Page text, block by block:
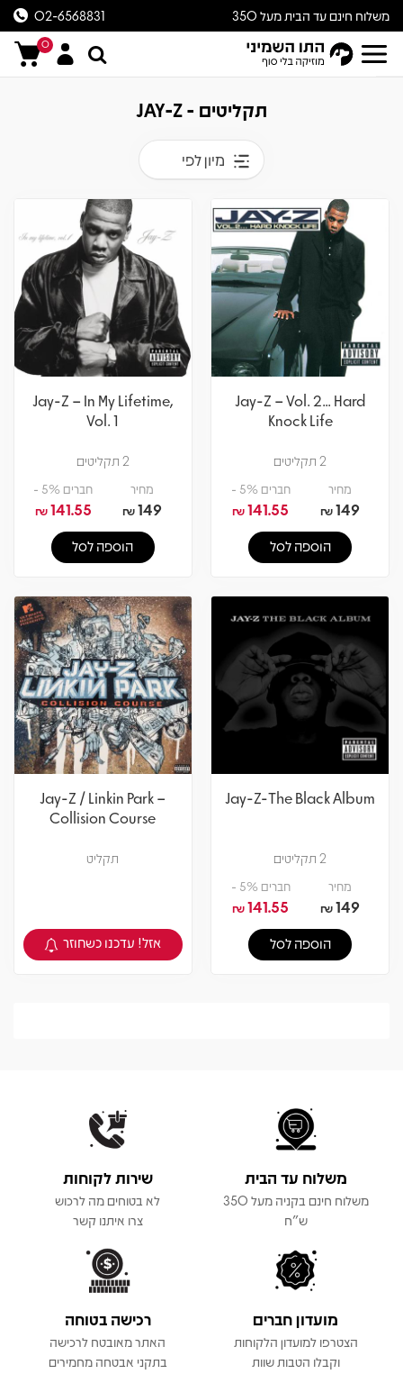
משלוח חינם עד הבית מעל 350
ש״ח
02-6568831
0
תקליטים - JAY-Z
מיון לפי
Jay-Z – Vol. 2... Hard
Knock Life
2 תקליטים
מחיר
149
₪
חברים 5% -
141.55
₪
הוספה לסל
Jay-Z – In My Lifetime,
Vol. 1
2 תקליטים
מחיר
149
₪
חברים 5% -
141.55
₪
הוספה לסל
Jay-Z-The Black Album
2 תקליטים
מחיר
149
₪
חברים 5% -
141.55
₪
הוספה לסל
Jay-Z / Linkin Park –
Collision Course
תקליט
צפיה במוצר
אזל! עדכנו כשחוזר
משלוח עד הבית
משלוח חינם בקניה מעל 350
ש"ח
שירות לקוחות
לא בטוחים מה לרכוש
צרו איתנו קשר
מועדון חברים
הצטרפו למועדון הלקוחות
וקבלו הטבות שוות
רכישה בטוחה
האתר מאובטח לרכישה
בתקני אבטחה מחמירים